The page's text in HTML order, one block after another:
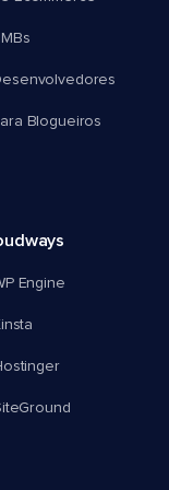
Blogueiros
Engine